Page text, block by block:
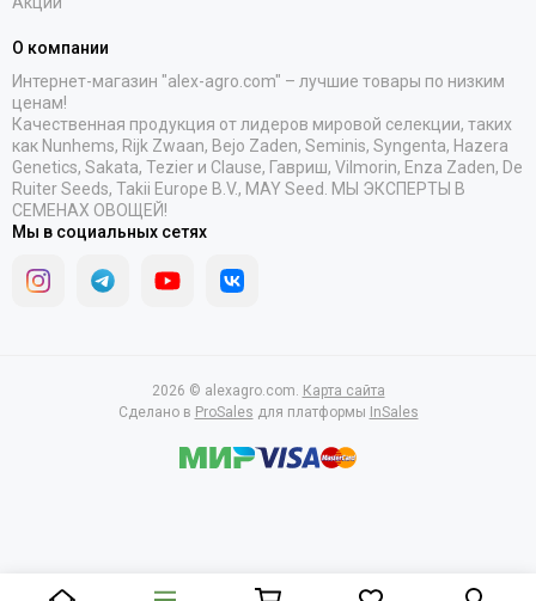
О компании
Интернет-магазин "alex-agro.com" – лучшие товары по низким
ценам!
Качественная продукция от лидеров мировой селекции, таких
как Nunhems, Rijk Zwaan, Bejo Zaden, Seminis, Syngenta, Hazera
Genetics, Sakata, Tezier и Clause, Гавриш, Vilmorin, Enza Zaden, De
Ruiter Seeds, Takii Europe B.V., MAY Seed. МЫ ЭКСПЕРТЫ В
СЕМЕНАХ ОВОЩЕЙ!
Мы в социальных сетях
2026 © alexagro.com. Карта сайта
Сделано в ProSales для платформы InSales